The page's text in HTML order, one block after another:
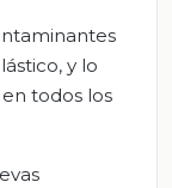
y lo
todos los